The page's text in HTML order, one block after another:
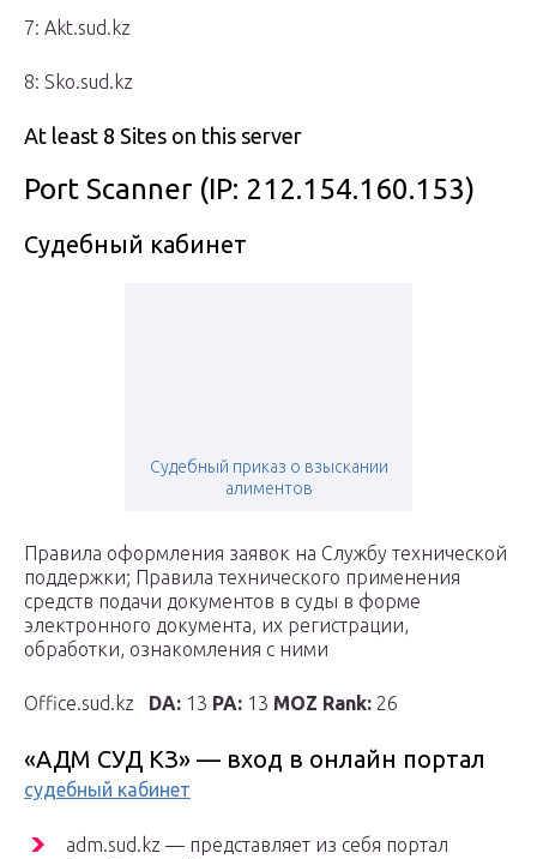
7: Akt.sud.kz
8: Sko.sud.kz
At least 8 Sites on this server
Port Scanner (IP: 212.154.160.153)
Судебный кабинет
Судебный приказ о взыскании
алиментов
Правила оформления заявок на Службу технической
поддержки; Правила технического применения
средств подачи документов в суды в форме
электронного документа, их регистрации,
обработки, ознакомления с ними
Office.sud.kz DA: 13 PA: 13 MOZ Rank: 26
«АДМ СУД КЗ» — вход в онлайн портал
судебный кабинет
adm.sud.kz — представляет из себя портал